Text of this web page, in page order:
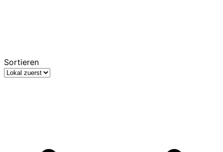
Sortieren